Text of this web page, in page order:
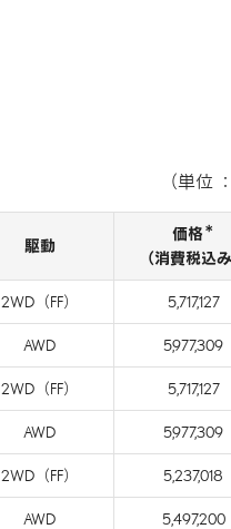
（単位
駆動
価格 ＊
（消費税込み
2WD（FF） 5,717,127
AWD 5,977,309
2WD（FF） 5,717,127
AWD 5,977,309
2WD（FF） 5,237,018
AWD 5,497,200